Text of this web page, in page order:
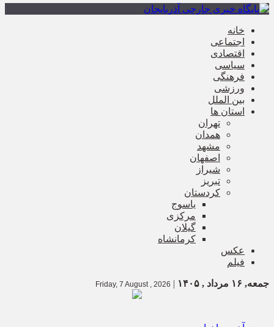
خانه
اجتماعی
اقتصادی
سیاسی
فرهنگی
ورزشی
بین الملل
استان ها
تهران
همدان
مشهد
اصفهان
شیراز
تبریز
کردستان
یاسوج
مرکزی
گیلان
کرمانشاه
عکس
فیلم
جمعه, ۱۶ مرداد , ۱۴۰۵ |
Friday, 7 August , 2026